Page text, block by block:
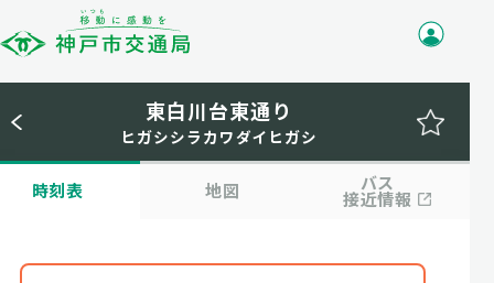
東白川台東通り
ヒガシシラカワダイヒガシ
時刻表 地図 バス
接近情報